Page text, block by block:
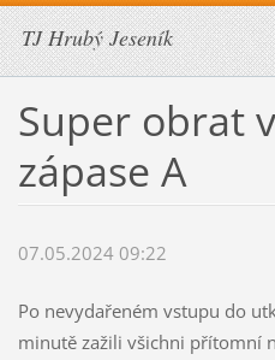
TJ Hrubý Jeseník
Super obrat
zápase A
07.05.2024 09:22
Po nevydařeném vstupu do
minutě zažili všichni přítomní